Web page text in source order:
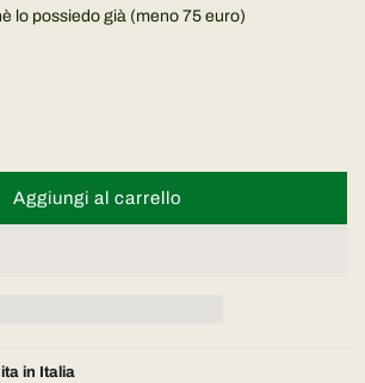
lo possiedo già (meno 75 euro)
Aggiungi al carrello
c
in Italia